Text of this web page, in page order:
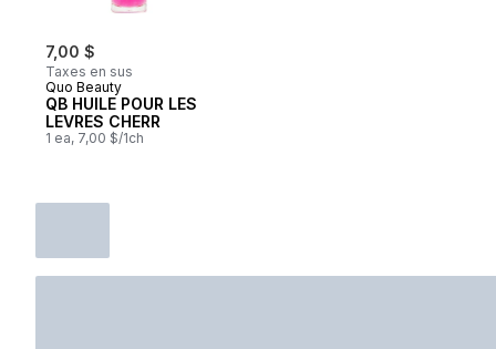
7,00 $
Taxes en sus
Quo Beauty
QB HUILE POUR LES
LEVRES CHERR
1 ea, 7,00 $/1ch